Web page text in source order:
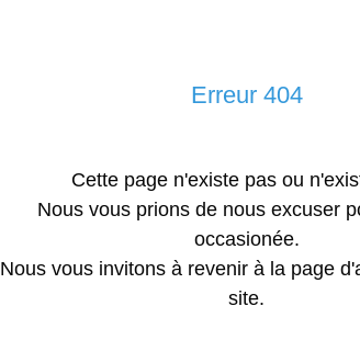
Erreur 404
Cette page n'existe pas ou
Nous vous prions de nous excuser
occasionée.
Nous vous invitons à revenir à la page
site.